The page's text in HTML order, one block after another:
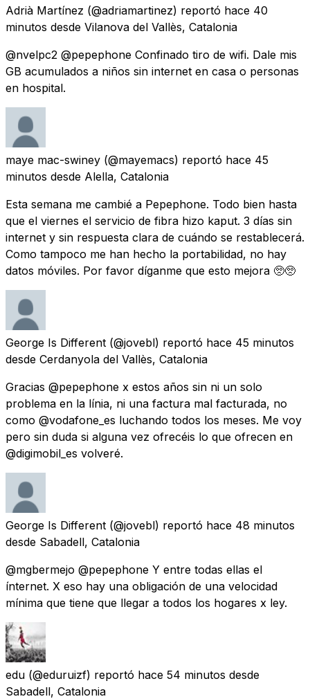
Adrià Martínez (@adriamartinez) reportó hace 40
minutos desde Vilanova del Vallès, Catalonia
@nvelpc2 @pepephone Confinado tiro de wifi. Dale mis
GB acumulados a niños sin internet en casa o personas
en hospital.
maye mac-swiney (@mayemacs) reportó hace 45
minutos desde Alella, Catalonia
Esta semana me cambié a Pepephone. Todo bien hasta
que el viernes el servicio de fibra hizo kaput. 3 días sin
internet y sin respuesta clara de cuándo se restablecerá.
Como tampoco me han hecho la portabilidad, no hay
datos móviles. Por favor díganme que esto mejora 🥺🥺
George Is Different (@jovebl) reportó hace 45 minutos
desde Cerdanyola del Vallès, Catalonia
Gracias @pepephone x estos años sin ni un solo
problema en la línia, ni una factura mal facturada, no
como @vodafone_es luchando todos los meses. Me voy
pero sin duda si alguna vez ofrecéis lo que ofrecen en
@digimobil_es volveré.
George Is Different (@jovebl) reportó hace 48 minutos
desde Sabadell, Catalonia
@mgbermejo @pepephone Y entre todas ellas el
ínternet. X eso hay una obligación de una velocidad
mínima que tiene que llegar a todos los hogares x ley.
edu (@eduruizf) reportó hace 54 minutos desde
Sabadell, Catalonia